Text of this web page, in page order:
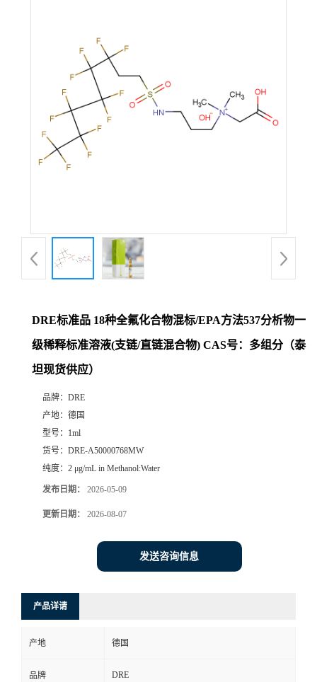
DRE标准品 18种全氟化合物混标/EPA方法537分析物一
级稀释标准溶液(支链/直链混合物) CAS号：多组分（泰
坦现货供应）
品牌： DRE
产地： 德国
型号： 1ml
货号： DRE-A50000768MW
纯度： 2 μg/mL in Methanol:Water
发布日期： 2026-05-09
更新日期： 2026-08-07
发送咨询信息
产品详请
产地 德国
品牌 DRE